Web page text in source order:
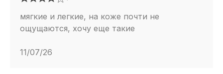
мягкие и легкие, на коже почти не
ощущаются, хочу еще такие
11/07/26